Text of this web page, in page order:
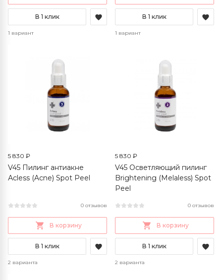
В 1 клик
1 вариант
В 1 клик
1 вариант
5 830 ₽
V45 Пилинг антиакне
Аcless (Acne) Spot Peel
0 отзывов
В корзину
В 1 клик
2 варианта
5 830 ₽
V45 Осветляющий пилинг
Brightening (Melaless) Spot
Peel
0 отзывов
В корзину
В 1 клик
2 варианта